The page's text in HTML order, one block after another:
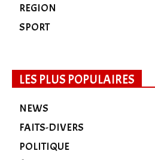
REGION
SPORT
LES PLUS POPULAIRES
NEWS
FAITS-DIVERS
POLITIQUE